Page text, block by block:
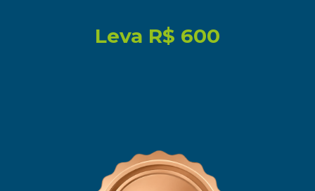
Leva R$ 600